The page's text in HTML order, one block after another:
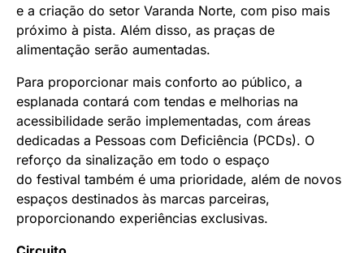
e a criação do setor Varanda Norte, com piso mais
próximo à pista. Além disso, as praças de
alimentação serão aumentadas.
Para proporcionar mais conforto ao público, a
esplanada contará com tendas e melhorias na
acessibilidade serão implementadas, com áreas
dedicadas a Pessoas com Deficiência (PCDs). O
reforço da sinalização em todo o espaço
do festival também é uma prioridade, além de novos
espaços destinados às marcas parceiras,
proporcionando experiências exclusivas.